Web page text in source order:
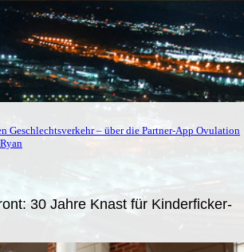
Geschlechtsverkehr – über die Partner-App Ovulation
30 Jahre Knast für Kinderficker-